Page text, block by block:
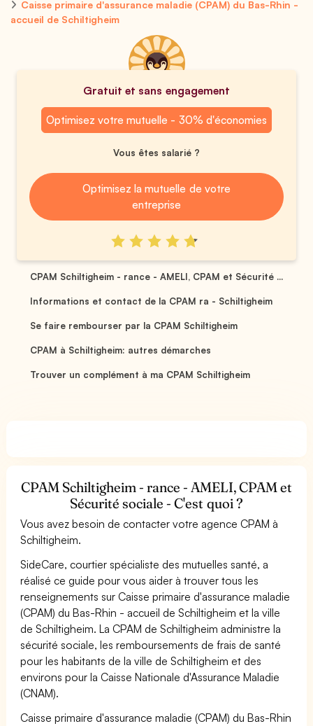
Caisse primaire d'assurance maladie (CPAM) du Bas-Rhin -
accueil de Schiltigheim
Gratuit et sans engagement
Optimisez votre mutuelle - 30% d'économies
Vous êtes salarié ?
Optimisez la mutuelle de votre
entreprise
CPAM Schiltigheim - rance - AMELI, CPAM et Sécurité ...
Informations et contact de la CPAM ra - Schiltigheim
Se faire rembourser par la CPAM Schiltigheim
CPAM à Schiltigheim: autres démarches
Trouver un complément à ma CPAM Schiltigheim
CPAM Schiltigheim - rance - AMELI, CPAM et
Sécurité sociale - C'est quoi ?
Vous avez besoin de contacter votre agence CPAM à
Schiltigheim.
SideCare, courtier spécialiste des mutuelles santé, a
réalisé ce guide pour vous aider à trouver tous les
renseignements sur Caisse primaire d'assurance maladie
(CPAM) du Bas-Rhin - accueil de Schiltigheim et la ville
de Schiltigheim. La CPAM de Schiltigheim administre la
sécurité sociale, les remboursements de frais de santé
pour les habitants de la ville de Schiltigheim et des
environs pour la Caisse Nationale d'Assurance Maladie
(CNAM).
Caisse primaire d'assurance maladie (CPAM) du Bas-Rhin